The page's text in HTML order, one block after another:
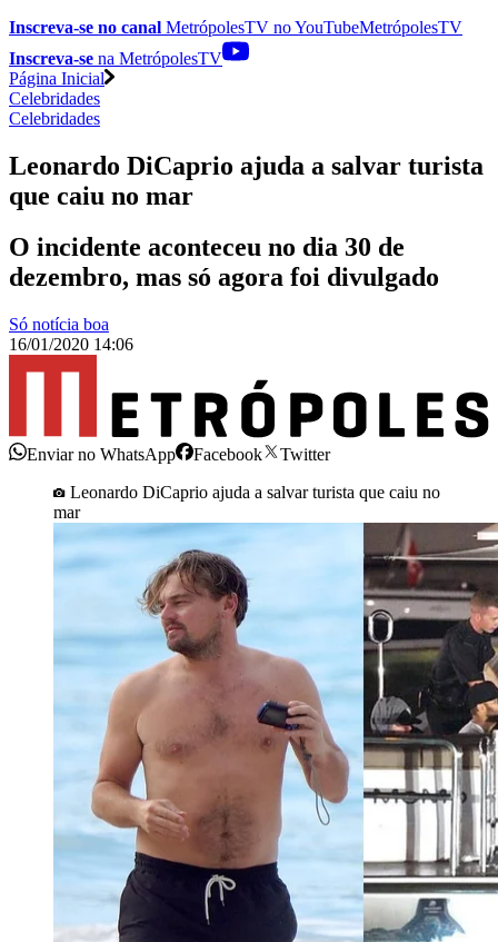
Inscreva-se no canal MetrópolesTV noYouTubeMetrópolesTV
Inscreva-se na MetrópolesTV
Página Inicial
Celebridades
Celebridades
Leonardo DiCaprio ajuda a salvar turista
que caiu no mar
O incidente aconteceu no dia 30 de
dezembro, mas só agora foi divulgado
Só notícia boa
16/01/2020 14:06
Enviar no WhatsApp Facebook
Twitter
Leonardo DiCaprio ajuda a salvar turista que caiu no
mar